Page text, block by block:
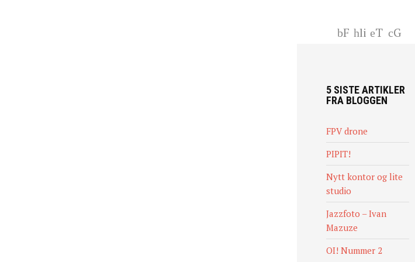
F
k
li
T
G
5 SISTE ARTIKLER
FRA BLOGGEN
FPV drone
PIPIT!
Nytt kontor og lite
studio
Jazzfoto – Ivan
Mazuze
OI! Nummer 2